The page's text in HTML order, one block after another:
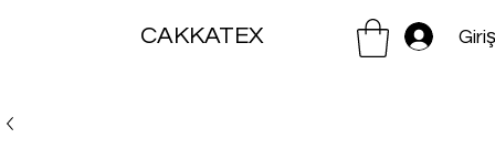
CAKKATEX